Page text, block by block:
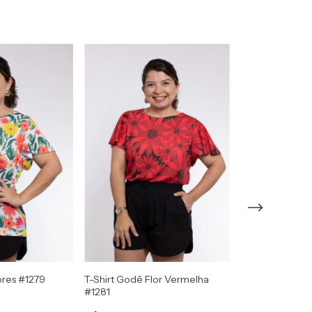
#1279
T-Shirt Godê Flor Vermelha
#1281